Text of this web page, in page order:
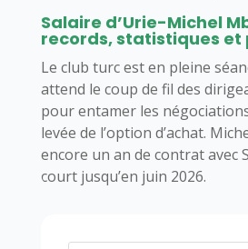
Salaire d’Urie-Michel
records, statistiques et
Le club turc est en pleine
attend le coup de fil des
pour entamer les
levée de l’option d’achat.
encore un an de contrat avec
court jusqu’en juin 2026.